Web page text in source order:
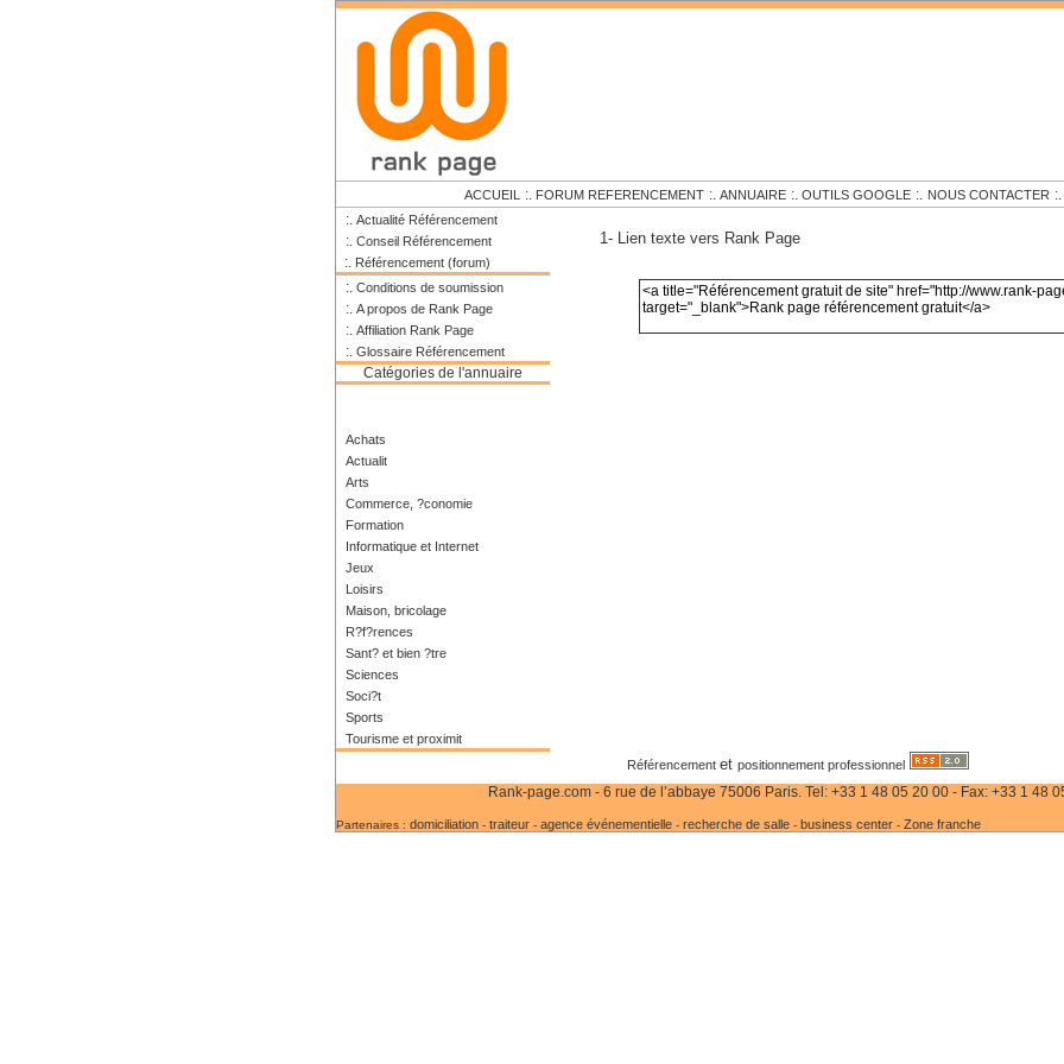
ACCUEIL :. FORUM REFERENCEMENT :. ANNUAIRE :. OUTILS GOOGLE :. NOUS CONTACTER :.
:. Actualité Référencement
:. Conseil Référencement
:. Référencement (forum)
:. Conditions de soumission
:. A propos de Rank Page
:. Affiliation Rank Page
:. Glossaire Référencement
Catégories de l'annuaire
Achats
Actualit
Arts
Commerce, ?conomie
Formation
Informatique et Internet
Jeux
Loisirs
Maison, bricolage
R?f?rences
Sant? et bien ?tre
Sciences
Soci?t
Sports
Tourisme et proximit
1- Lien texte vers Rank Page
Référencement et positionnement professionnel
Rank-page.com - 6 rue de l’abbaye 75006 Paris. Tel: +33 1 48 05 20 00 - Fax: +33 1 48
Partenaires : domiciliation - traiteur - agence événementielle - recherche de salle - business center - Zone franche